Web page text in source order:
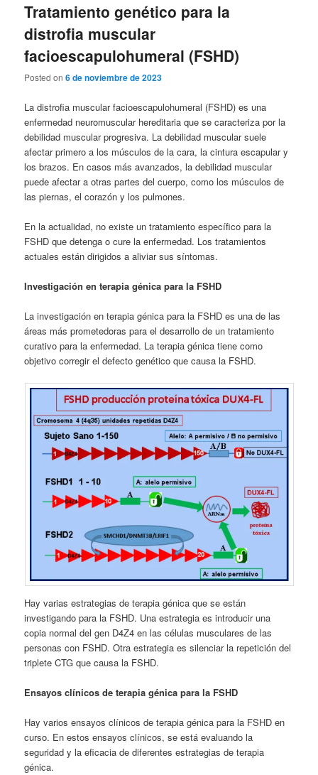
Tratamiento genético para la
distrofia muscular
facioescapulohumeral (FSHD)
Posted on6 de noviembre de 2023
La distrofia muscular facioescapulohumeral (FSHD) es una
enfermedad neuromuscular hereditaria que se caracteriza por la
debilidad muscular progresiva. La debilidad muscular suele
afectar primero a los músculos de la cara, la cintura escapular y
los brazos. En casos más avanzados, la debilidad muscular
puede afectar a otras partes del cuerpo, como los músculos de
las piernas, el corazón y los pulmones.
En la actualidad, no existe un tratamiento específico para la
FSHD que detenga o cure la enfermedad. Los tratamientos
actuales están dirigidos a aliviar sus síntomas.
Investigación en terapia génica para la FSHD
La investigación en terapia génica para la FSHD es una de las
áreas más prometedoras para el desarrollo de un tratamiento
curativo para la enfermedad. La terapia génica tiene como
objetivo corregir el defecto genético que causa la FSHD.
Hay varias estrategias de terapia génica que se están
investigando para la FSHD. Una estrategia es introducir una
copia normal del gen D4Z4 en las células musculares de las
personas con FSHD. Otra estrategia es silenciar la repetición del
triplete CTG que causa la FSHD.
Ensayos clínicos de terapia génica para la FSHD
Hay varios ensayos clínicos de terapia génica para la FSHD en
curso. En estos ensayos clínicos, se está evaluando la
seguridad y la eficacia de diferentes estrategias de terapia
génica.